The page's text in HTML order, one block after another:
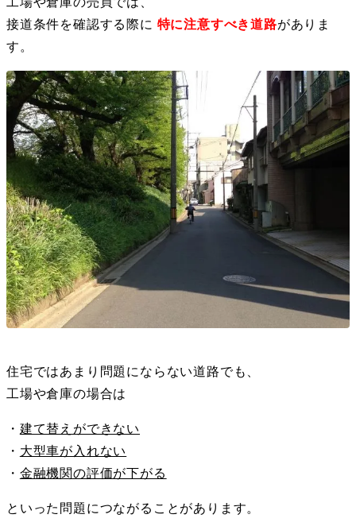
接道条件を確認する際に 特に注意すべき道路がありま
す。
住宅ではあまり問題にならない道路でも、
工場や倉庫の場合は
・ 建て替えができない
・ 大型車が入れない
・ 金融機関の評価が下がる
といった問題につながることがあります。